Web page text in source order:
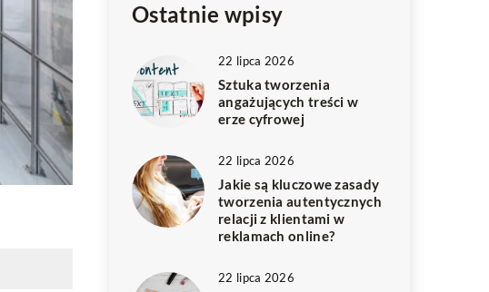
Ostatnie wpisy
22 lipca 2026
Sztuka tworzenia
angażujących treści w
erze cyfrowej
22 lipca 2026
Jakie są kluczowe zasady
tworzenia autentycznych
relacji z klientami w
reklamach online?
22 lipca 2026